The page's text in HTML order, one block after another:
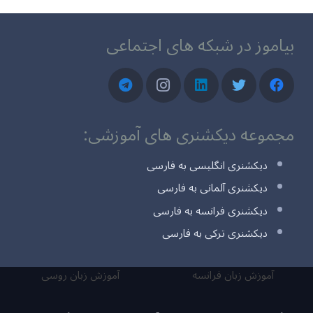
بیاموز در شبکه های اجتماعی
مجموعه دیکشنری های آموزشی:
دیکشنری انگلیسی به فارسی
دیکشنری آلمانی به فارسی
دیکشنری فرانسه به فارسی
دیکشنری ترکی به فارسی
آموزش زبان فرانسه
آموزش زبان روسی